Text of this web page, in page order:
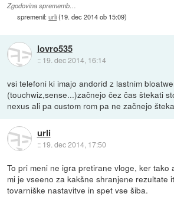
Zgodovina sprememb…
spremenil:urli(19. dec 2014 ob 15:09)
lovro535
:: 19. dec 2014, 16:14
vsi telefoni ki imajo andorid z lastnim
(touchwiz,sense...)začnejo čez čas štekati
nexus ali pa custom rom pa ne začnejo
urli
:: 19. dec 2014, 17:50
To pri meni ne igra pretirane vloge, ker tako
mi je vseeno za kakšne shranjene rezultate
tovarniške nastavitve in spet vse šiba.